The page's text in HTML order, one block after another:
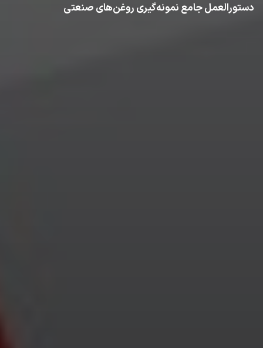
دستورالعمل جامع نمونه‌گیری روغن‌های صنعتی